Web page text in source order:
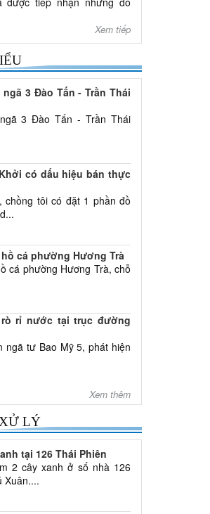
Xem tiếp
3 Đào Tấn - Trần Thái
3 Đào Tấn - Trần Thái
có dấu hiệu bán thực
chồng tôi có đặt 1 phần đồ
cá phường Hương Trà
cá phường Hương Trà, chỗ
rỉ nước tại trục đường
ngã tư Bao Mỹ 5, phát hiện
Xem thêm
LÝ
tại 126 Thái Phiên
2 cây xanh ở số nhà 126
Xuân....